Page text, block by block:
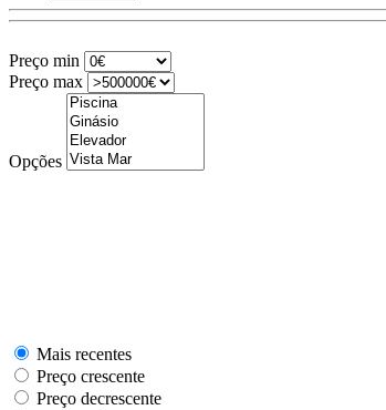
Preço min
Preço max
Opções
Mais recentes
Preço crescente
Preço decrescente